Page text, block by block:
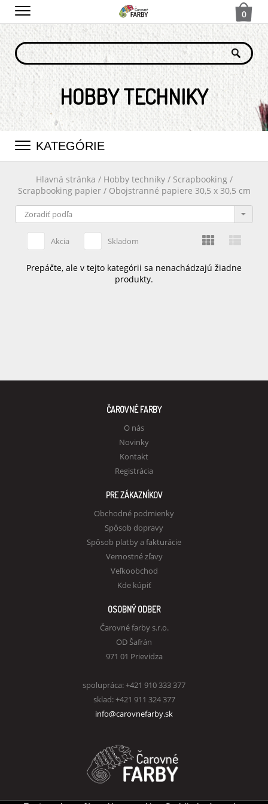
0
HOBBY TECHNIKY
KATEGÓRIE
Hlavná stránka / Hobby techniky / Scrapbooking/
Scrapbooking papier / Obojstranné papiere 30,5 x 30,5 cm
Akcia Skladom
Prepáčte, ale v tejto kategórii sa nenachádzajú žiadne
produkty.
ČAROVNÉ FARBY
O nás
Novinky
Kontakt
Registrácia
PRE ZÁKAZNÍKOV
Obchodné podmienky
Spôsob dopravy
Spôsob platby a fakturácie
Vernostné zľavy
Veľkoobchod
Kde kúpiť
OSOBNÝ ODBER
Čarovné farby s.r.o.
OD Šafrán
971 01 Prievidza
spolupráca: +421 910 333 377
sklad: +421 911 324 377
info@carovnefarby.sk